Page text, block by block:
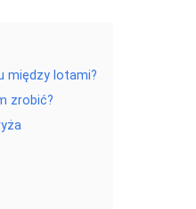
między lotami?
zrobić?